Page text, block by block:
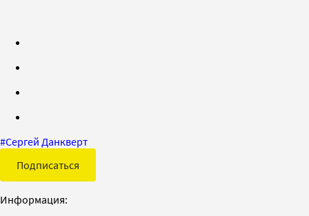
#Сергей Данкверт
Подписаться
Информация: